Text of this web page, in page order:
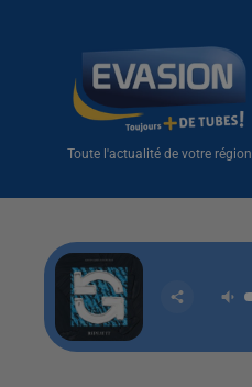
Toute l'actualité de votre région